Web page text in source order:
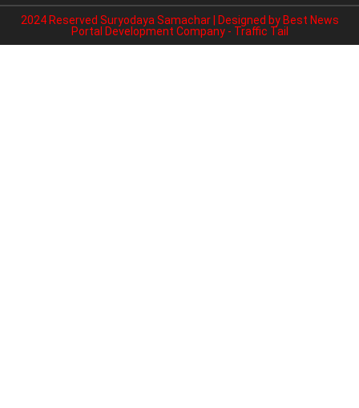
2024 Reserved Suryodaya Samachar | Designed by Best News
Portal Development Company- Traffic Tail